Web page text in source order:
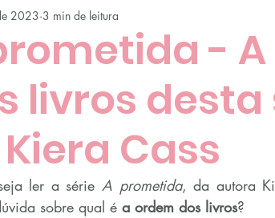
Dicas
-
livros desta
Cass
2023 3 min de leitura
ler a série A prometida, da autora
sobre qual é a ordem dos livros?